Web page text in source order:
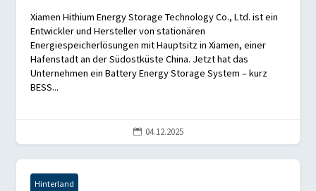
Xiamen Hithium Energy Storage Technology Co., Ltd. ist ein
Entwickler und Hersteller von stationären
Energiespeicherlösungen mit Hauptsitz in Xiamen, einer
Hafenstadt an der Südostküste China. Jetzt hat das
Unternehmen ein Battery Energy Storage System – kurz
BESS...
 04.12.2025
Hinterland